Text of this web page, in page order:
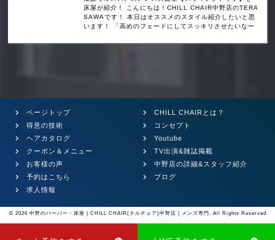
床屋が紹介！ こんにちは！CHILL CHAIR中野店のTERA
SAWAです！ 本日はオススメのスタイル紹介したいと思
います！ 「高めのフェードにしてスッキリさせたいなー
ページトップ
CHILL CHAIRとは？
得意の技術
コンセプト
ヘアカタログ
Youtube
クーポン＆メニュー
TV出演&雑誌掲載
お客様の声
中野店の詳細&スタッフ紹介
予約はこちら
ブログ
求人情報
© 2026 中野のバーバー・床屋 | CHILL CHAIR(チルチェア)中野店 | メンズ専門 . All Rights Reserved